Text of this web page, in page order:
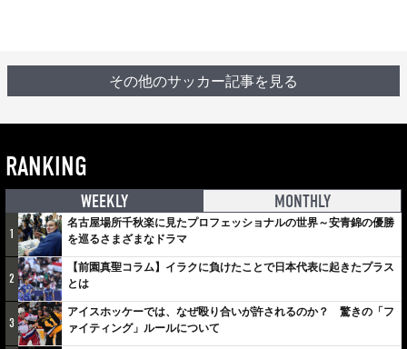
その他のサッカー記事を見る
RANKING
WEEKLY MONTHLY
1
名古屋場所千秋楽に見たプロフェッショナルの世界～安青錦の優勝
を巡るさまざまなドラマ
2
【前園真聖コラム】イラクに負けたことで日本代表に起きたプラス
とは
3
アイスホッケーでは、なぜ殴り合いが許されるのか？ 驚きの「フ
ァイティング」ルールについて